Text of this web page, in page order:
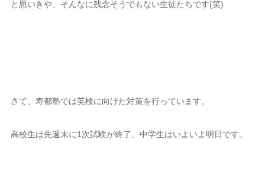
と思いきや、そんなに残念そうでもない生徒たちです(笑)
さて、寿都塾では英検に向けた対策を行っています。
高校生は先週末に1次試験が終了、中学生はいよいよ明日です。